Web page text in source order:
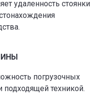
удаленность стоянки
погрузочных
подходящей техникой.